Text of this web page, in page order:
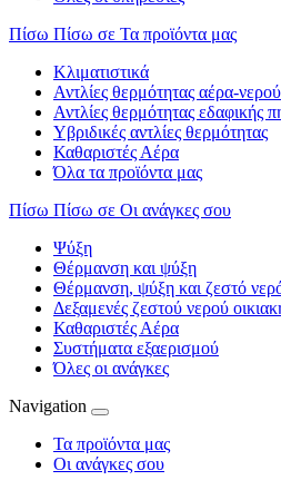
Πίσω Πίσω σε Τα προϊόντα μας
Κλιματιστικά
Αντλίες θερμότητας αέρα-νερού
Αντλίες θερμότητας εδαφικής
Υβριδικές αντλίες θερμότητας
Καθαριστές Αέρα
Όλα τα προϊόντα μας
Πίσω Πίσω σε Οι ανάγκες σου
Ψύξη
Θέρμανση και ψύξη
Θέρμανση, ψύξη και ζεστό
Δεξαμενές ζεστού νερού
Καθαριστές Αέρα
Συστήματα εξαερισμού
Όλες οι ανάγκες
Navigation
Τα προϊόντα μας
Οι ανάγκες σου